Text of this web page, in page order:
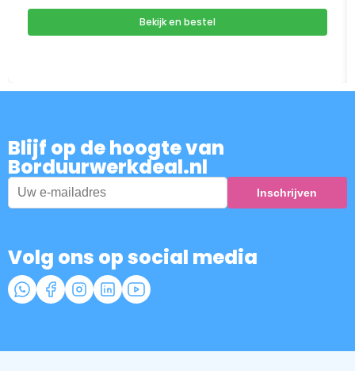
Bekijk en bestel
Blijf op de hoogte van
Borduurwerkdeal.nl
Volg ons op social media